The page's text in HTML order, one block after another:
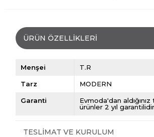
ÜRÜN ÖZELLIKLERI
Menşei T.R
Tarz MODERN
Garanti
Evmoda'dan aldığınız
ürünler 2 yıl
TESLIMAT VE KURULUM